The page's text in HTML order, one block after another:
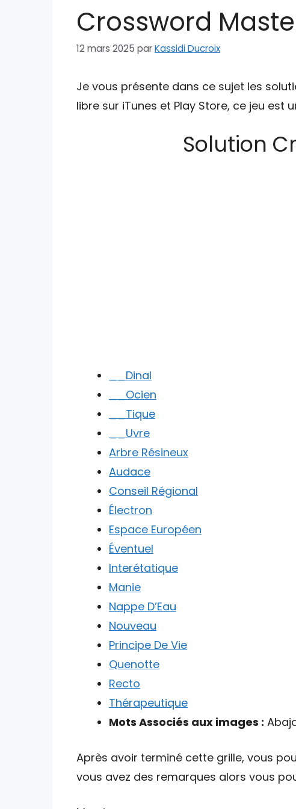
Crossword
12 mars 2025 parKassidi Ducroix
Je vous présente dans ce sujet les
libre sur iTunes et Play Store, ce jeu est
Solution
__Dinal
__Ocien
__Tique
__Uvre
Arbre Résineux
Audace
Conseil Régional
Électron
Espace Européen
Éventuel
Interétatique
Manie
Nappe D’Eau
Nouveau
Principe De Vie
Quenotte
Recto
Thérapeutique
Mots Associés aux images :
Après avoir terminé cette grille, vous
vous avez des remarques alors vous